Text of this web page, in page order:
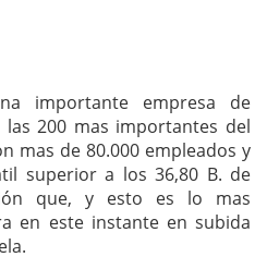
importante empresa de
200 mas importantes del
mas de 80.000 empleados y
superior a los 36,80 B. de
que, y esto es lo mas
en este instante en subida